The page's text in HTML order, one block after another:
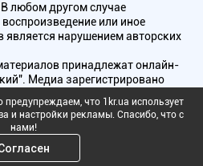
любом другом случае
или иное
является нарушением авторских
принадлежат онлайн-
Медиа зарегистрировано
Все права защищены
предупреждаем, что 1kr.ua использует
и настройки рекламы. Спасибо, что с
нами!